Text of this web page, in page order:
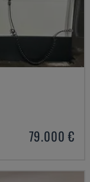
79.000 €